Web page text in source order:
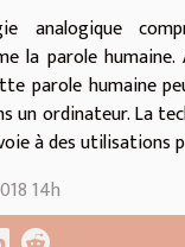
analogique
la parole
parole humaine
un ordinateur. La
à des utilisations
14h